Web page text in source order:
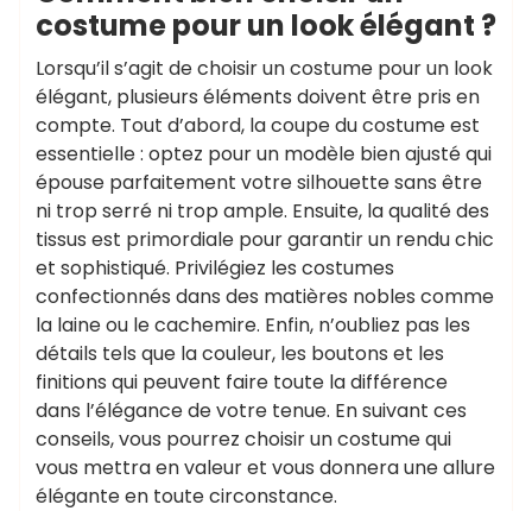
costume pour un look élégant ?
Lorsqu’il s’agit de choisir un costume pour un look
élégant, plusieurs éléments doivent être pris en
compte. Tout d’abord, la coupe du costume est
essentielle : optez pour un modèle bien ajusté qui
épouse parfaitement votre silhouette sans être
ni trop serré ni trop ample. Ensuite, la qualité des
tissus est primordiale pour garantir un rendu chic
et sophistiqué. Privilégiez les costumes
confectionnés dans des matières nobles comme
la laine ou le cachemire. Enfin, n’oubliez pas les
détails tels que la couleur, les boutons et les
finitions qui peuvent faire toute la différence
dans l’élégance de votre tenue. En suivant ces
conseils, vous pourrez choisir un costume qui
vous mettra en valeur et vous donnera une allure
élégante en toute circonstance.